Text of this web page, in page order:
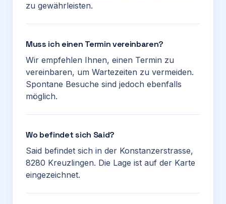
zu gewährleisten.
Muss ich einen Termin vereinbaren?
Wir empfehlen Ihnen, einen Termin zu
vereinbaren, um Wartezeiten zu vermeiden.
Spontane Besuche sind jedoch ebenfalls
möglich.
Wo befindet sich Said?
Said befindet sich in der Konstanzerstrasse,
8280 Kreuzlingen. Die Lage ist auf der Karte
eingezeichnet.